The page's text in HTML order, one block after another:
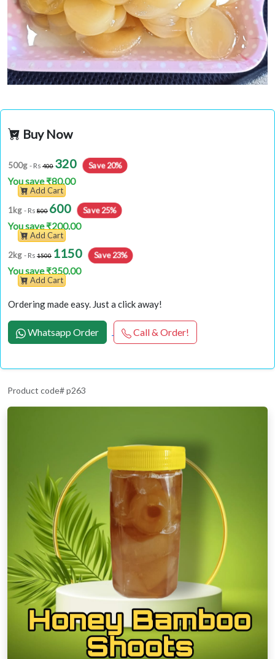
Buy Now
500g - Rs 400 320 Save 20%
You save ₹80.00
Add Cart
1kg - Rs 800 600 Save 25%
You save ₹200.00
Add Cart
2kg - Rs 1500 1150 Save 23%
You save ₹350.00
Add Cart
Ordering made easy. Just a click away!
Whatsapp Order Call & Order!
Product code# p263